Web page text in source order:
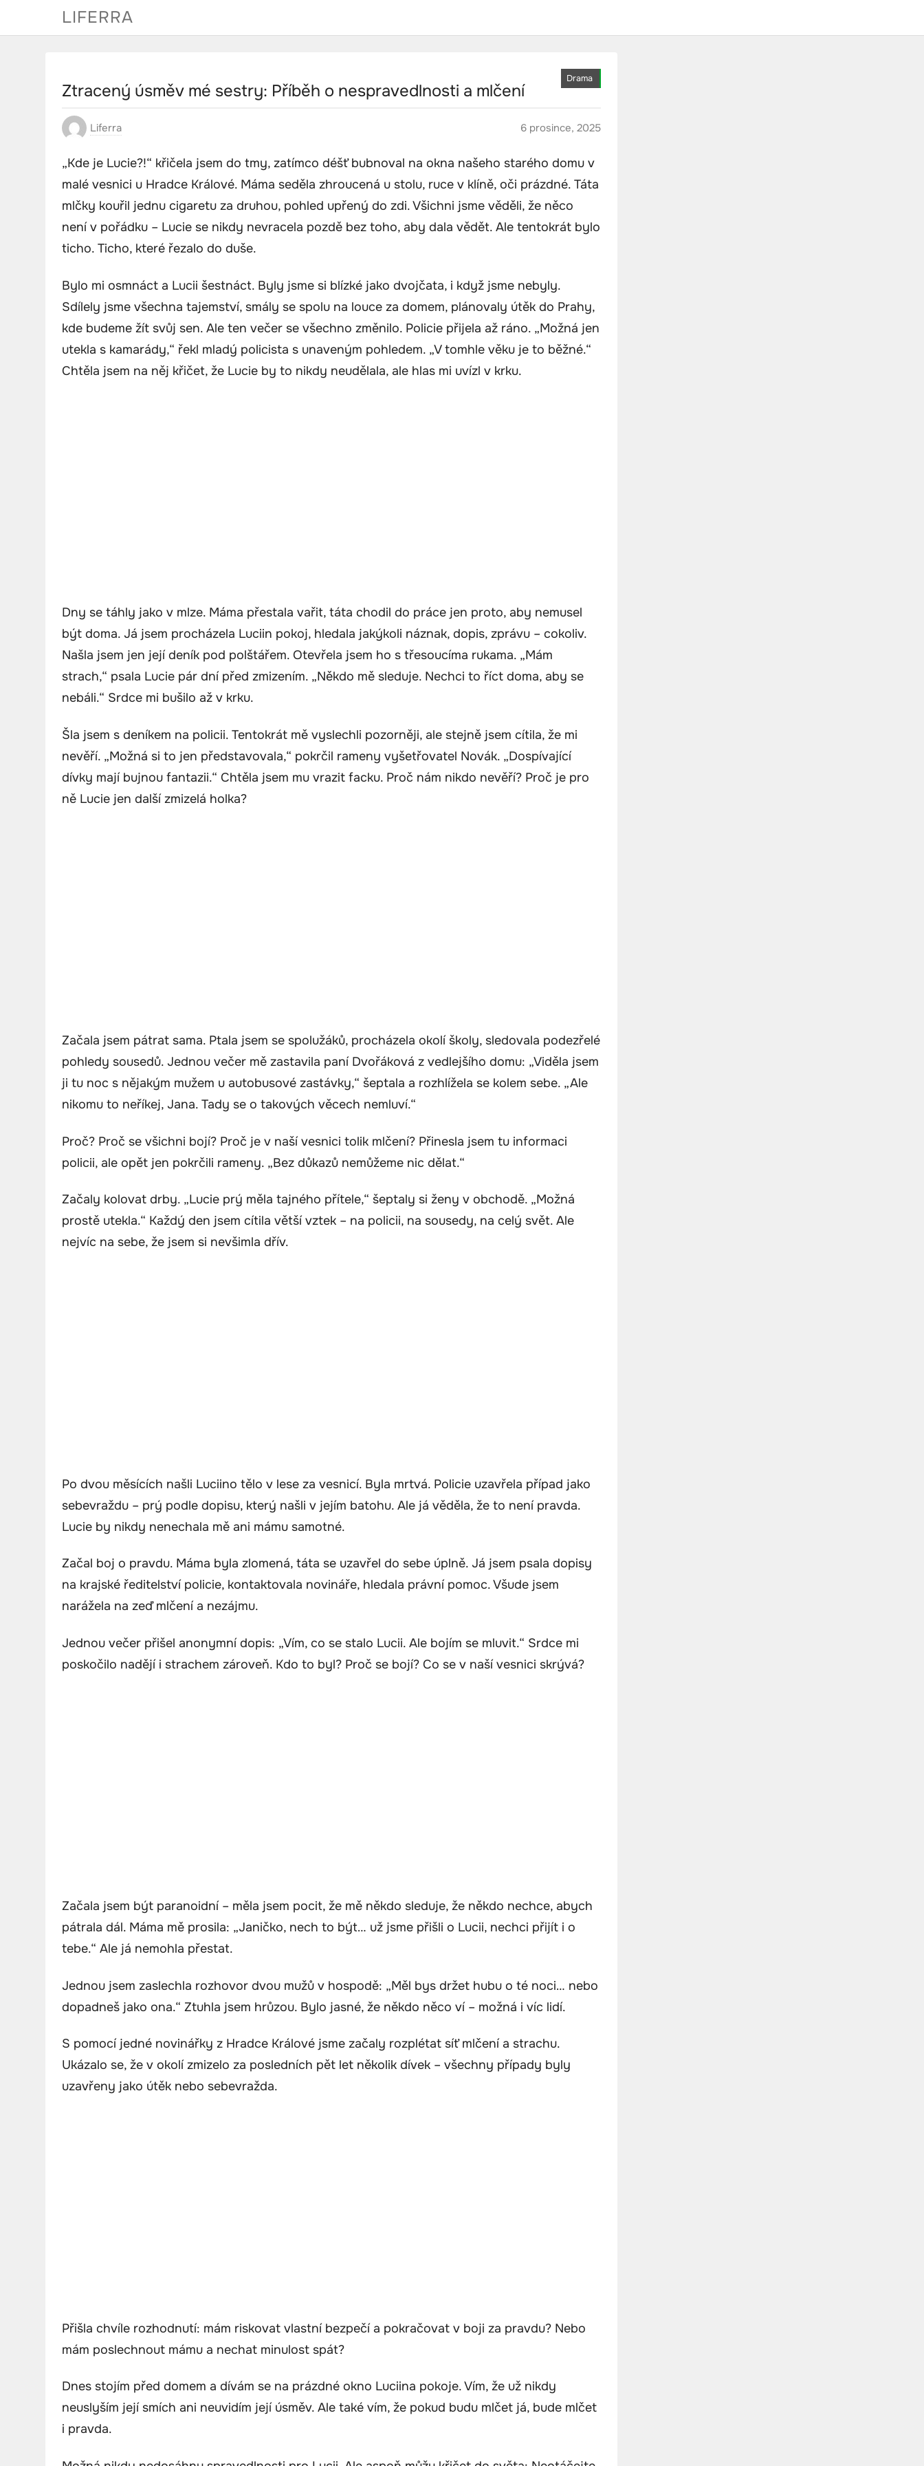
LIFERRA
Drama
Ztracený úsměv mé sestry: Příběh o nespravedlnosti a mlčení
Liferra 6 prosince, 2025
„Kde je Lucie?!“ křičela jsem do tmy, zatímco déšť bubnoval na okna našeho starého domu v
malé vesnici u Hradce Králové. Máma seděla zhroucená u stolu, ruce v klíně, oči prázdné. Táta
mlčky kouřil jednu cigaretu za druhou, pohled upřený do zdi. Všichni jsme věděli, že něco
není v pořádku – Lucie se nikdy nevracela pozdě bez toho, aby dala vědět. Ale tentokrát bylo
ticho. Ticho, které řezalo do duše.
Bylo mi osmnáct a Lucii šestnáct. Byly jsme si blízké jako dvojčata, i když jsme nebyly.
Sdílely jsme všechna tajemství, smály se spolu na louce za domem, plánovaly útěk do Prahy,
kde budeme žít svůj sen. Ale ten večer se všechno změnilo. Policie přijela až ráno. „Možná jen
utekla s kamarády,“ řekl mladý policista s unaveným pohledem. „V tomhle věku je to běžné.“
Chtěla jsem na něj křičet, že Lucie by to nikdy neudělala, ale hlas mi uvízl v krku.
Dny se táhly jako v mlze. Máma přestala vařit, táta chodil do práce jen proto, aby nemusel
být doma. Já jsem procházela Luciin pokoj, hledala jakýkoli náznak, dopis, zprávu – cokoliv.
Našla jsem jen její deník pod polštářem. Otevřela jsem ho s třesoucíma rukama. „Mám
strach,“ psala Lucie pár dní před zmizením. „Někdo mě sleduje. Nechci to říct doma, aby se
nebáli.“ Srdce mi bušilo až v krku.
Šla jsem s deníkem na policii. Tentokrát mě vyslechli pozorněji, ale stejně jsem cítila, že mi
nevěří. „Možná si to jen představovala,“ pokrčil rameny vyšetřovatel Novák. „Dospívající
dívky mají bujnou fantazii.“ Chtěla jsem mu vrazit facku. Proč nám nikdo nevěří? Proč je pro
ně Lucie jen další zmizelá holka?
Začala jsem pátrat sama. Ptala jsem se spolužáků, procházela okolí školy, sledovala podezřelé
pohledy sousedů. Jednou večer mě zastavila paní Dvořáková z vedlejšího domu: „Viděla jsem
ji tu noc s nějakým mužem u autobusové zastávky,“ šeptala a rozhlížela se kolem sebe. „Ale
nikomu to neříkej, Jana. Tady se o takových věcech nemluví.“
Proč? Proč se všichni bojí? Proč je v naší vesnici tolik mlčení? Přinesla jsem tu informaci
policii, ale opět jen pokrčili rameny. „Bez důkazů nemůžeme nic dělat.“
Začaly kolovat drby. „Lucie prý měla tajného přítele,“ šeptaly si ženy v obchodě. „Možná
prostě utekla.“ Každý den jsem cítila větší vztek – na policii, na sousedy, na celý svět. Ale
nejvíc na sebe, že jsem si nevšimla dřív.
Po dvou měsících našli Luciino tělo v lese za vesnicí. Byla mrtvá. Policie uzavřela případ jako
sebevraždu – prý podle dopisu, který našli v jejím batohu. Ale já věděla, že to není pravda.
Lucie by nikdy nenechala mě ani mámu samotné.
Začal boj o pravdu. Máma byla zlomená, táta se uzavřel do sebe úplně. Já jsem psala dopisy
na krajské ředitelství policie, kontaktovala novináře, hledala právní pomoc. Všude jsem
narážela na zeď mlčení a nezájmu.
Jednou večer přišel anonymní dopis: „Vím, co se stalo Lucii. Ale bojím se mluvit.“ Srdce mi
poskočilo nadějí i strachem zároveň. Kdo to byl? Proč se bojí? Co se v naší vesnici skrývá?
Začala jsem být paranoidní – měla jsem pocit, že mě někdo sleduje, že někdo nechce, abych
pátrala dál. Máma mě prosila: „Janičko, nech to být… už jsme přišli o Lucii, nechci přijít i o
tebe.“ Ale já nemohla přestat.
Jednou jsem zaslechla rozhovor dvou mužů v hospodě: „Měl bys držet hubu o té noci… nebo
dopadneš jako ona.“ Ztuhla jsem hrůzou. Bylo jasné, že někdo něco ví – možná i víc lidí.
S pomocí jedné novinářky z Hradce Králové jsme začaly rozplétat síť mlčení a strachu.
Ukázalo se, že v okolí zmizelo za posledních pět let několik dívek – všechny případy byly
uzavřeny jako útěk nebo sebevražda.
Přišla chvíle rozhodnutí: mám riskovat vlastní bezpečí a pokračovat v boji za pravdu? Nebo
mám poslechnout mámu a nechat minulost spát?
Dnes stojím před domem a dívám se na prázdné okno Luciina pokoje. Vím, že už nikdy
neuslyším její smích ani neuvidím její úsměv. Ale také vím, že pokud budu mlčet já, bude mlčet
i pravda.